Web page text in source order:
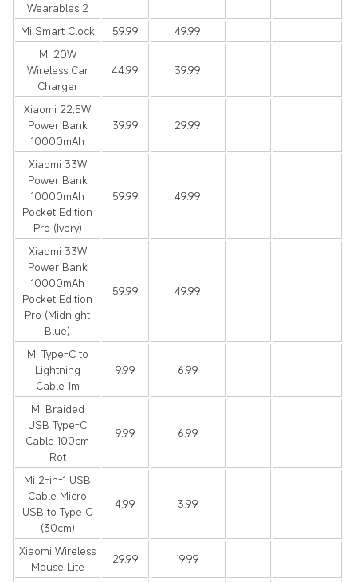
Wearables 2
Mi Smart Clock
59.99
49.99
Mi 20W
Wireless Car
Charger
44.99 39.99
Xiaomi 22,5W
Power Bank
10000mAh
39.99 29.99
Xiaomi 33W
Power Bank
10000mAh
Pocket Edition
Pro (Ivory)
59.99 49.99
Xiaomi 33W
Power Bank
10000mAh
Pocket Edition
Pro (Midnight
Blue)
59.99 49.99
Mi Type-C to
Lightning
Cable 1m
9.99 6.99
Mi Braided
USB Type-C
Cable 100cm
Rot
9.99 6.99
Mi 2-in-1 USB
Cable Micro
USB to Type C
(30cm)
4.99 3.99
Xiaomi Wireless
Mouse Lite
29.99 19.99